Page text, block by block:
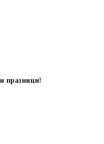
празници!